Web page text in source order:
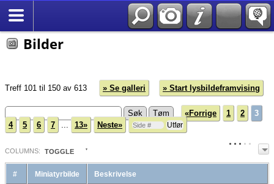
Bilder
Treff 101 til 150 av 613 » Se galleri » Start lysbildeframvising
«Forrige 1 2
3
4
5 6 7 ... 13» Neste»
COL UMNS: TOGGLE
# Miniatyrbilde Beskrivelse